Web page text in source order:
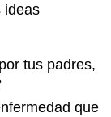
ideas
tus padres,
que